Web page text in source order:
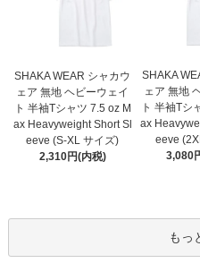
SHAKA WEAR シャカウ
ェア 無地 ヘビーウェイ
ト 半袖Tシャツ 7.5 oz M
ax Heavyweight Short Sl
eeve (S-XL サイズ)
2,310円(内税)
SHAKA
ェア 無地
ト 半袖Tシ
ax
eeve
3,080
もっ